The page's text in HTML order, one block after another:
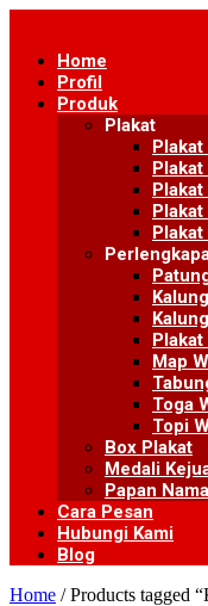
contentHome
Profil
Produk
Plakat
Plakat
Plakat
Map
Toga
Topi
Box Plakat
Medali
Papan
Cara Pesan
Hubungi Kami
Blog
Home / Products tagged